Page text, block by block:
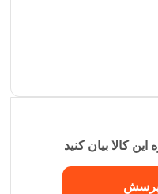
کالا بیان کنید
پرسش